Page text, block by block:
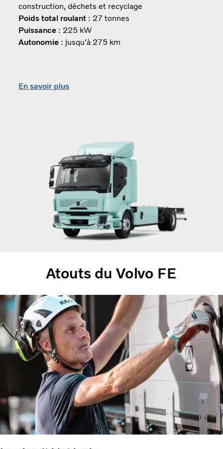
construction, déchets et recyclage
Poids total roulant : 27 tonnes
Puissance : 225 kW
Autonomie : jusqu'à 275 km
En savoir plus
Atouts du Volvo FE